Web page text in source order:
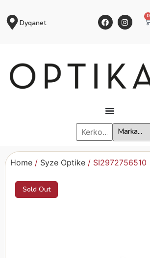
Dyqanet
0
Home / Syze Optike / SI2972756510
Sold Out